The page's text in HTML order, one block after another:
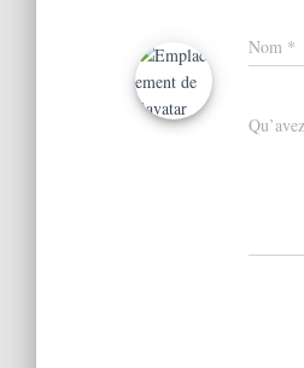
Nom *